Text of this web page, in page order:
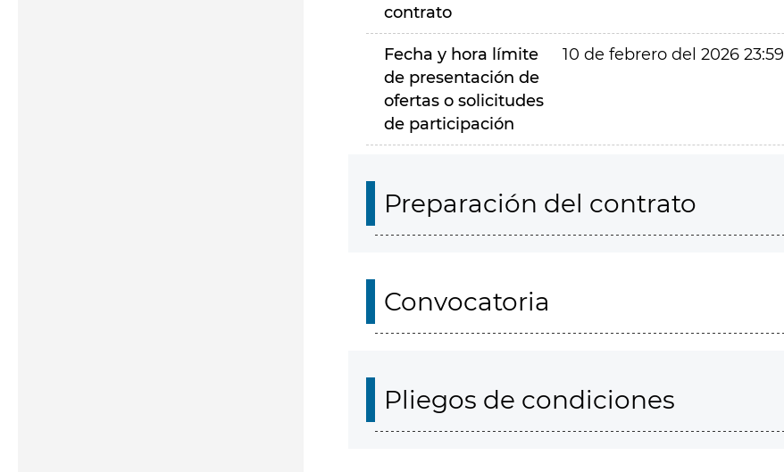
contrato
Fecha y hora límite
de presentación de
ofertas o solicitudes
de participación
10 de febrero del 2026 23:59
Preparación del contrato
Convocatoria
Pliegos de condiciones